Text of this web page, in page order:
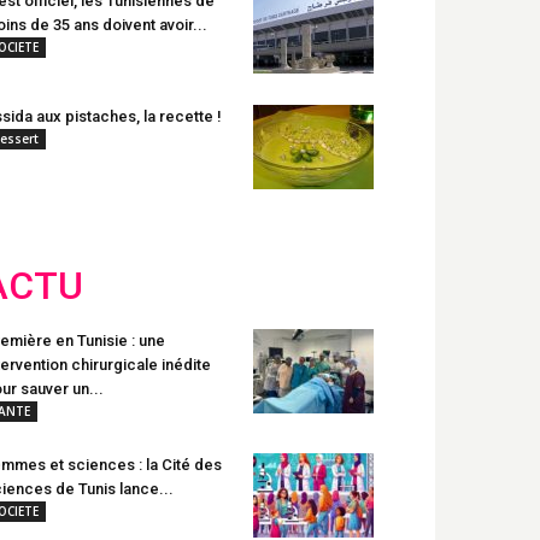
de 35 ans doivent avoir...
aux pistaches, la recette !
en Tunisie : une
chirurgicale inédite
sauver un...
et sciences : la Cité des
de Tunis lance...